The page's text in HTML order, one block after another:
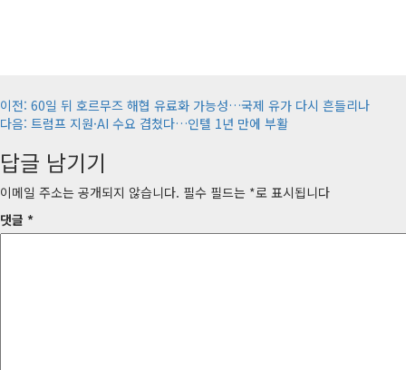
게
시
물
내
비
이전: 60일 뒤 호르무즈 해협 유료화 가능성…국제 유가 다시 흔들리나
다음: 트럼프 지원·AI 수요 겹쳤다…인텔 1년 만에 부활
답글 남기기
이메일 주소는 공개되지 않습니다. 필수 필드는 *로 표시됩니다
댓글 *